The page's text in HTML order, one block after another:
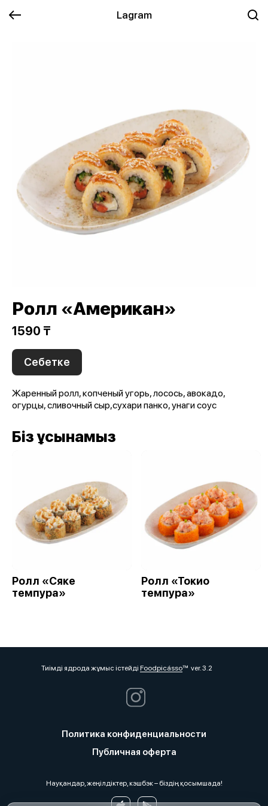
Lagram
Ролл «Американ»
1590 ₸
Себетке
Жаренный ролл, копченый угорь, лосось, авокадо,
огурцы, сливочный сыр,сухари панко, унаги соус
Біз ұсынамыз
Ролл «Сяке
темпура»
Ролл «Токио
темпура»
Тиімді ядрода жұмыс істейді Foodpicássover. 3.2
Политика конфиденциальности
Публичная оферта
Науқандар, жеңілдіктер, кэшбэк – біздің қосымшада!